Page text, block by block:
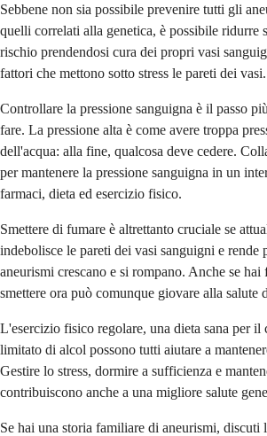
Sebbene non sia possibile prevenire tutti gli
quelli correlati alla genetica, è possibile ridurre
rischio prendendosi cura dei propri vasi
fattori che mettono sotto stress le pareti dei vasi.
Controllare la pressione sanguigna è il passo
fare. La pressione alta è come avere troppa
dell'acqua: alla fine, qualcosa deve cedere.
per mantenere la pressione sanguigna in un
farmaci, dieta ed esercizio fisico.
Smettere di fumare è altrettanto cruciale se
indebolisce le pareti dei vasi sanguigni e rende
aneurismi crescano e si rompano. Anche se hai
smettere ora può comunque giovare alla salute
L'esercizio fisico regolare, una dieta sana per il
limitato di alcol possono tutti aiutare a
Gestire lo stress, dormire a sufficienza e
contribuiscono anche a una migliore salute
Se hai una storia familiare di aneurismi, discuti